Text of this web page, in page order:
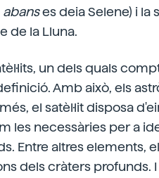
abanses deia Selene) i la
de la Lluna.
un dels quals
Amb això, els
el satèl·lit disposa
les necessàries per a
Entre altres elements,
dels cràters profunds.